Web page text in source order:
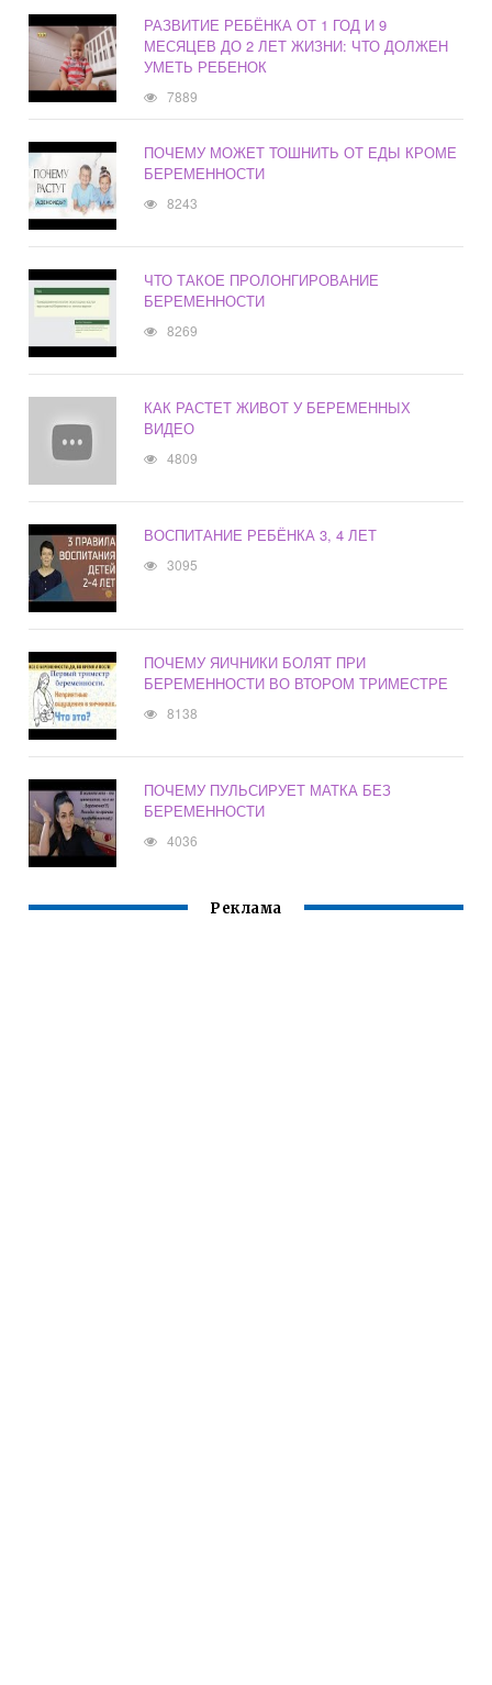
РАЗВИТИЕ РЕБЁНКА ОТ 1 ГОД И 9
МЕСЯЦЕВ ДО 2 ЛЕТ ЖИЗНИ: ЧТО ДОЛЖЕН
УМЕТЬ РЕБЕНОК
7889
ПОЧЕМУ МОЖЕТ ТОШНИТЬ ОТ ЕДЫ КРОМЕ
БЕРЕМЕННОСТИ
8243
ЧТО ТАКОЕ ПРОЛОНГИРОВАНИЕ
БЕРЕМЕННОСТИ
8269
КАК РАСТЕТ ЖИВОТ У БЕРЕМЕННЫХ
ВИДЕО
4809
ВОСПИТАНИЕ РЕБЁНКА 3, 4 ЛЕТ
3095
ПОЧЕМУ ЯИЧНИКИ БОЛЯТ ПРИ
БЕРЕМЕННОСТИ ВО ВТОРОМ ТРИМЕСТРЕ
8138
ПОЧЕМУ ПУЛЬСИРУЕТ МАТКА БЕЗ
БЕРЕМЕННОСТИ
4036
Реклама